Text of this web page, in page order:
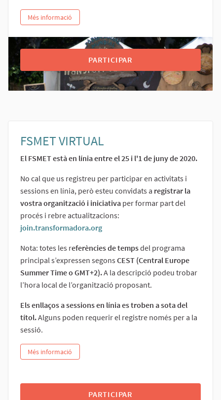
Més informació
PARTICIPAR
FSMET VIRTUAL
El FSMET està en línia entre el 25 i l'1 de juny de 2020.
No cal que us registreu per participar en activitats i
sessions en línia, però esteu convidats a registrar la
vostra organització i iniciativa per formar part del
procés i rebre actualitzacions:
join.transformadora.org
Nota: totes les referències de tempsdel programa
principal s’expressen segons CEST (Central Europe
Summer Time o GMT+2).A la descripció podeu trobar
l’hora local de l’organització proposant.
Els enllaços a sessions en línia es troben a sota del
títol.Alguns poden requerir el registre només per a la
sessió.
Més informació
PARTICIPAR